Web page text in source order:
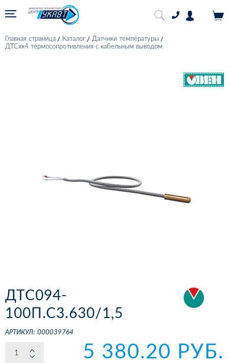
Главная страница Каталог
Датчики температуры
ДТСхх4 термосопротивления с кабельным выводом
ДТС094-
100П.С3.630/1,5
АРТИКУЛ: 000039764
5 380.20 РУБ.